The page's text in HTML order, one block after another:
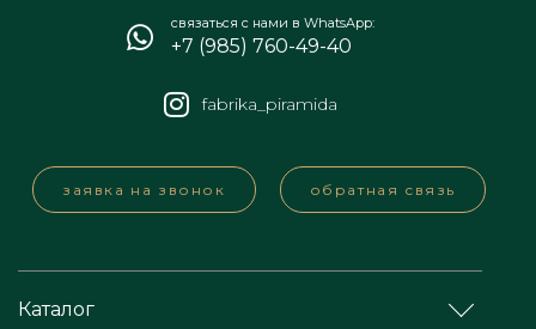
связаться с нами в WhatsApp:
+7 (985) 760-49-40
fabrika_piramida
заявка на звонок обратная связь
Каталог